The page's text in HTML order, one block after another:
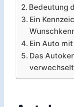
Bedeutung
Ein
Ein Auto
Das